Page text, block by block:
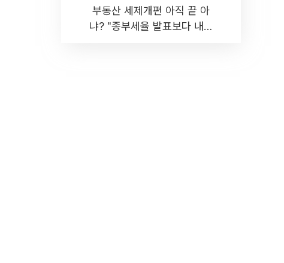
부동산 세제개편 아직 끝 아
냐? "종부세율 발표보다 내릴